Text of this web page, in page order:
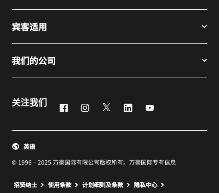
宾客适用
我们的公司
关注我们 FacebookInstagram
Twitter LinkedIn
© 1996 – 2025 万豪国际有限公司版权所有。万豪国际专有信息
英语
招贤纳士 使用条款 计划细则及条款
隐私中心